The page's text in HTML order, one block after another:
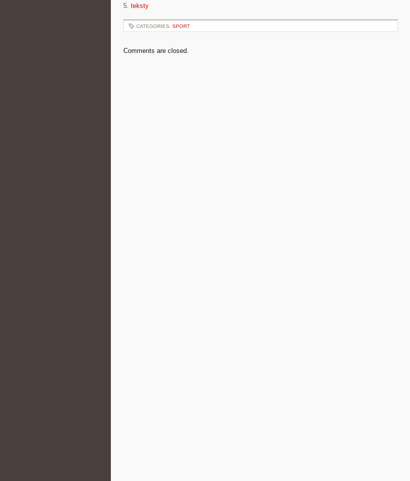
5. teksty
CATEGORIES: SPORT
Comments are closed.